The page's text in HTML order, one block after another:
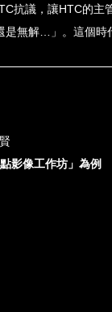
抗議，讓HTC的主
是無解…」。這個時
影像工作坊」為例